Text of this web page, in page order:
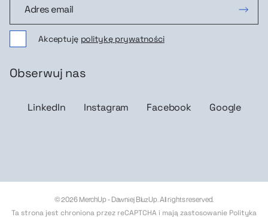
Akceptuję politykę prywatności
Obserwuj nas
LinkedIn Instagram Facebook Google
© 2026 MerchUp - Dawniej BluzUp. All rights reserved.
Ta strona jest chroniona przez reCAPTCHA i mają zastosowanie Polityka